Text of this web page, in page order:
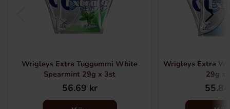
Wrigleys Extra Tuggummi White
Spearmint 29g x 3st
56.69 kr
Wrigleys Extra
29g x